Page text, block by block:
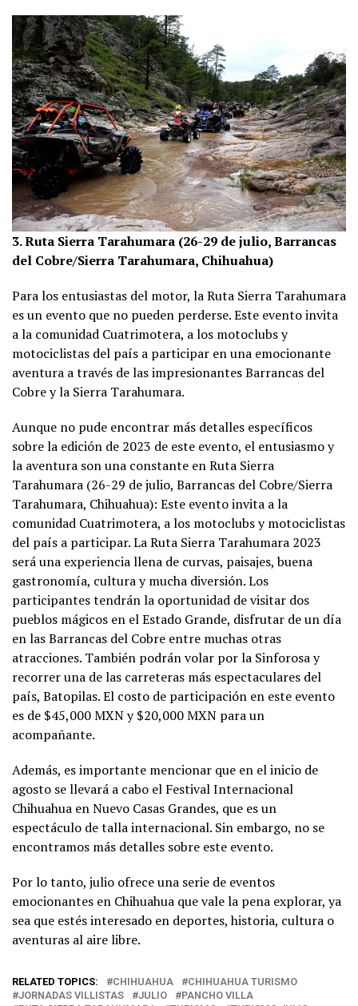
3. Ruta Sierra Tarahumara (26-29 de julio, Barrancas
del Cobre/Sierra Tarahumara, Chihuahua)
Para los entusiastas del motor, la Ruta Sierra Tarahumara
es un evento que no pueden perderse. Este evento invita
a la comunidad Cuatrimotera, a los motoclubs y
motociclistas del país a participar en una emocionante
aventura a través de las impresionantes Barrancas del
Cobre y la Sierra Tarahumara.
Aunque no pude encontrar más detalles específicos
sobre la edición de 2023 de este evento, el entusiasmo y
la aventura son una constante en Ruta Sierra
Tarahumara (26-29 de julio, Barrancas del Cobre/Sierra
Tarahumara, Chihuahua): Este evento invita a la
comunidad Cuatrimotera, a los motoclubs y motociclistas
del país a participar. La Ruta Sierra Tarahumara 2023
será una experiencia llena de curvas, paisajes, buena
gastronomía, cultura y mucha diversión. Los
participantes tendrán la oportunidad de visitar dos
pueblos mágicos en el Estado Grande, disfrutar de un día
en las Barrancas del Cobre entre muchas otras
atracciones. También podrán volar por la Sinforosa y
recorrer una de las carreteras más espectaculares del
país, Batopilas. El costo de participación en este evento
es de $45,000 MXN y $20,000 MXN para un
acompañante​​.
Además, es importante mencionar que en el inicio de
agosto se llevará a cabo el Festival Internacional
Chihuahua en Nuevo Casas Grandes, que es un
espectáculo de talla internacional. Sin embargo, no se
encontramos más detalles sobre este evento.
Por lo tanto, julio ofrece una serie de eventos
emocionantes en Chihuahua que vale la pena explorar, ya
sea que estés interesado en deportes, historia, cultura o
aventuras al aire libre.
RELATED TOPICS: CHIHUAHUA
CHIHUAHUA TURISMO
JORNADAS VILLISTAS
JULIO
PANCHO VILLA